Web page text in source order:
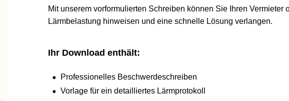
Mit unserem vorformulierten Schreiben können Sie Ihren Vermieter
Lärmbelastung hinweisen und eine schnelle Lösung verlangen.
Ihr Download enthält:
Professionelles Beschwerdeschreiben
Vorlage für ein detailliertes Lärmprotokoll